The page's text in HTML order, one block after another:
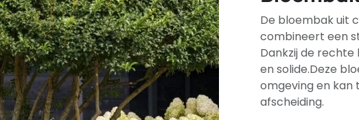
De bloembak uit
combineert een
Dankzij de
en solide.Deze
omgeving en kan
afscheiding.